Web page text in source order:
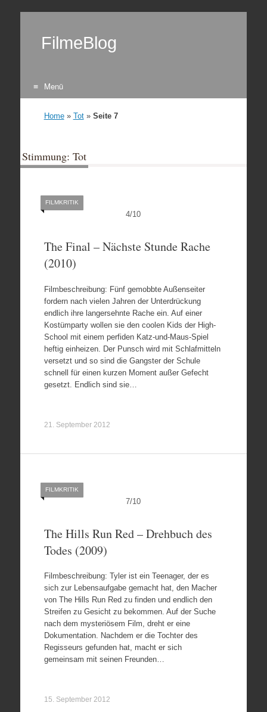
FilmeBlog
Menü
Home» Tot» Seite 7
Stimmung: Tot
4/10
FILMKRITIK
The Final – Nächste Stunde Rache
(2010)
Filmbeschreibung: Fünf gemobbte Außenseiter
fordern nach vielen Jahren der Unterdrückung
endlich ihre langersehnte Rache ein. Auf einer
Kostümparty wollen sie den coolen Kids der High-
School mit einem perfiden Katz-und-Maus-Spiel
heftig einheizen. Der Punsch wird mit Schlafmitteln
versetzt und so sind die Gangster der Schule
schnell für einen kurzen Moment außer Gefecht
gesetzt. Endlich sind sie…
21. September 2012
7/10
FILMKRITIK
The Hills Run Red – Drehbuch des
Todes (2009)
Filmbeschreibung: Tyler ist ein Teenager, der es
sich zur Lebensaufgabe gemacht hat, den Macher
von The Hills Run Red zu finden und endlich den
Streifen zu Gesicht zu bekommen. Auf der Suche
nach dem mysteriösem Film, dreht er eine
Dokumentation. Nachdem er die Tochter des
Regisseurs gefunden hat, macht er sich
gemeinsam mit seinen Freunden…
15. September 2012